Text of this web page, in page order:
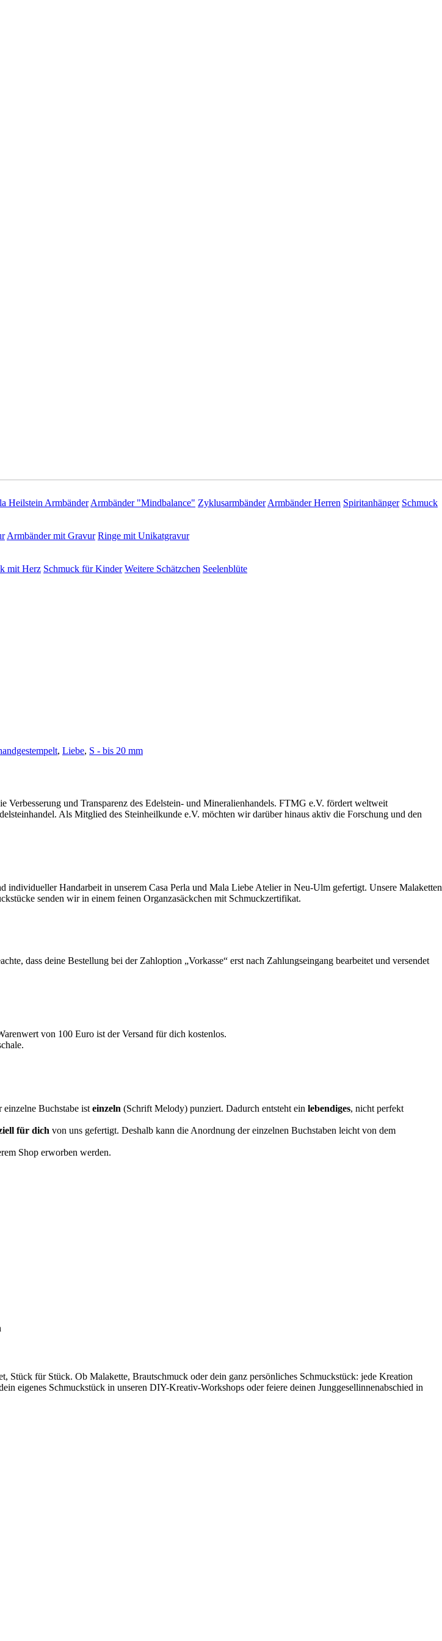
Heilstein Armbänder Armbänder "Mindbalance" Zyklusarmbänder Armbänder Herren Spiritanhänger Schmuck
Armbänder mit Gravur Ringe mit Unikatgravur
mit Herz Schmuck für Kinder Weitere Schätzchen Seelenblüte
, Liebe, S - bis 20 mm
und Transparenz des Edelstein- und Mineralienhandels. FTMG e.V. fördert weltweit
Als Mitglied des Steinheilkunde e.V. möchten wir darüber hinaus aktiv die Forschung und den
Handarbeit in unserem Casa Perla und Mala Liebe Atelier in Neu-Ulm gefertigt. Unsere Malaketten
senden wir in einem feinen Organzasäckchen mit Schmuckzertifikat.
dass deine Bestellung bei der Zahloption „Vorkasse“ erst nach Zahlungseingang bearbeitet und versendet
von 100 Euro ist der Versand für dich kostenlos.
einzelne Buchstabe ist einzeln (Schrift Melody) punziert. Dadurch entsteht ein lebendiges, nicht perfekt
für dich von uns gefertigt. Deshalb kann die Anordnung der einzelnen Buchstaben leicht von dem
Shop erworben werden.
für Stück. Ob Malakette, Brautschmuck oder dein ganz persönliches Schmuckstück: jede Kreation
eigenes Schmuckstück in unseren DIY-Kreativ-Workshops oder feiere deinen Junggesellinnenabschied in